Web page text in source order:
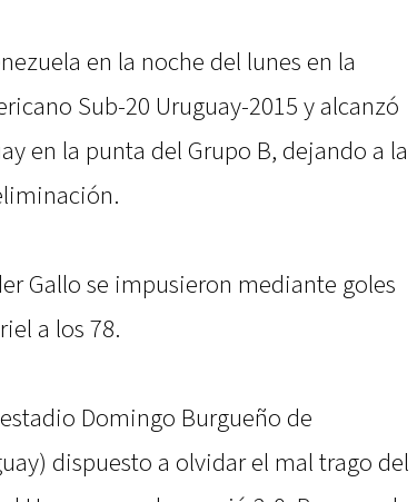
en la noche del lunes en la
Sub-20 Uruguay-2015 y alcanzó
en la punta del Grupo B, dejando a la
Gallo se impusieron mediante goles
a los 78.
Domingo Burgueño de
dispuesto a olvidar el mal trago del